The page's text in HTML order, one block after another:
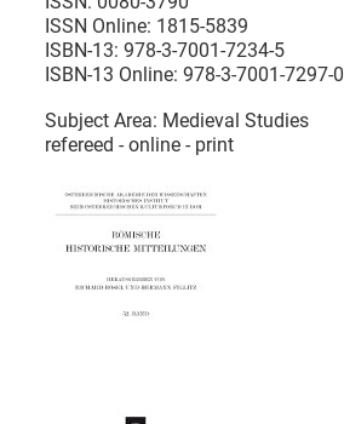
ISSN Online: 1815-5839
ISBN-13: 978-3-7001-7234-5
ISBN-13 Online: 978-3-7001-7297-0
Subject Area: Medieval Studies
refereed - online - print